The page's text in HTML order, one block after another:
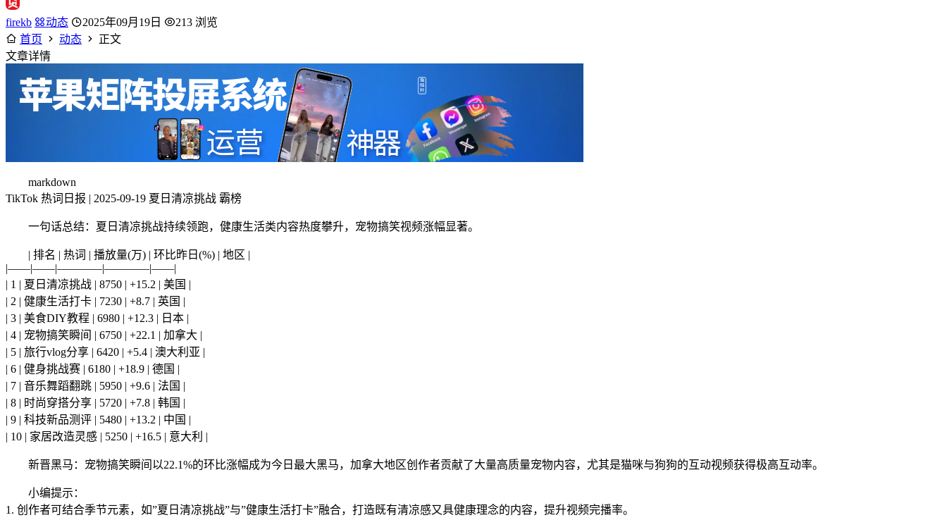
firekb 动态 2025年09月19日
213 浏览
首页
动态
正文
文章详情
markdown
TikTok 热词日报 | 2025-09-19 夏日清凉挑战 霸榜
一句话总结：夏日清凉挑战持续领跑，健康生活类内容热度攀升，宠物搞笑视频涨幅显著。
| 排名 | 热词 | 播放量(万) | 环比昨日(%) | 地区 |
|——|——|————|————|——|
| 1 | 夏日清凉挑战 | 8750 | +15.2 | 美国 |
| 2 | 健康生活打卡 | 7230 | +8.7 | 英国 |
| 3 | 美食DIY教程 | 6980 | +12.3 | 日本 |
| 4 | 宠物搞笑瞬间 | 6750 | +22.1 | 加拿大 |
| 5 | 旅行vlog分享 | 6420 | +5.4 | 澳大利亚 |
| 6 | 健身挑战赛 | 6180 | +18.9 | 德国 |
| 7 | 音乐舞蹈翻跳 | 5950 | +9.6 | 法国 |
| 8 | 时尚穿搭分享 | 5720 | +7.8 | 韩国 |
| 9 | 科技新品测评 | 5480 | +13.2 | 中国 |
| 10 | 家居改造灵感 | 5250 | +16.5 | 意大利 |
新晋黑马：宠物搞笑瞬间以22.1%的环比涨幅成为今日最大黑马，加拿大地区创作者贡献了大量高质量宠物内容，尤其是猫咪与狗狗的互动视频获得极高互动率。
小编提示：
1. 创作者可结合季节元素，如”夏日清凉挑战”与”健康生活打卡”融合，打造既有清凉感又具健康理念的内容，提升视频完播率。